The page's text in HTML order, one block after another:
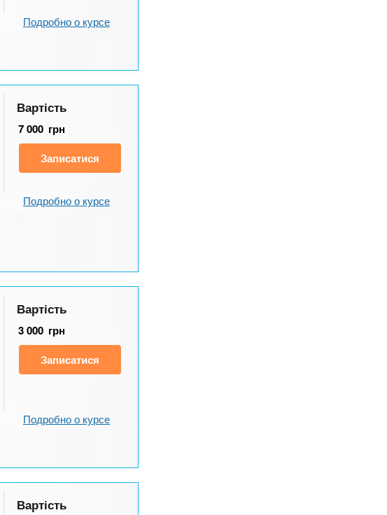
Подробно о курсе
Вартість
7 000 грн
Записатися
Подробно о курсе
Вартість
3 000 грн
Записатися
Подробно о курсе
Вартість